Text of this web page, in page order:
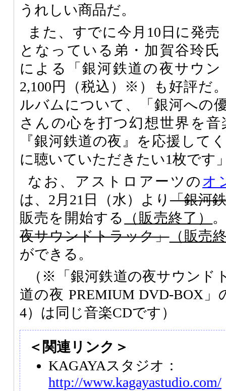
うれしい商品だ。
また、すでに今月10日に発売
となっている弟・加賀谷玲氏
による「銀河鉄道の夜サウ
2,100円（税込）※）も好評だ
ルバムについて、「銀河への
さんの心を打つ幻想世界を
『銀河鉄道の夜』を応援して
に聴いていただきたい1枚です
なお、アストロアーツの オ
は、2月21日（水）より 「銀河
販売を開始する
（販売終了）
夜サウンドトラック」（販売
ができる。
（※「銀河鉄道の夜サウンド
道の夜 PREMIUM DVD-BOX」
4）は同じ音楽CDです）
＜関連リンク＞
KAGAYAスタジオ：
http://www.kagayastudio.com/